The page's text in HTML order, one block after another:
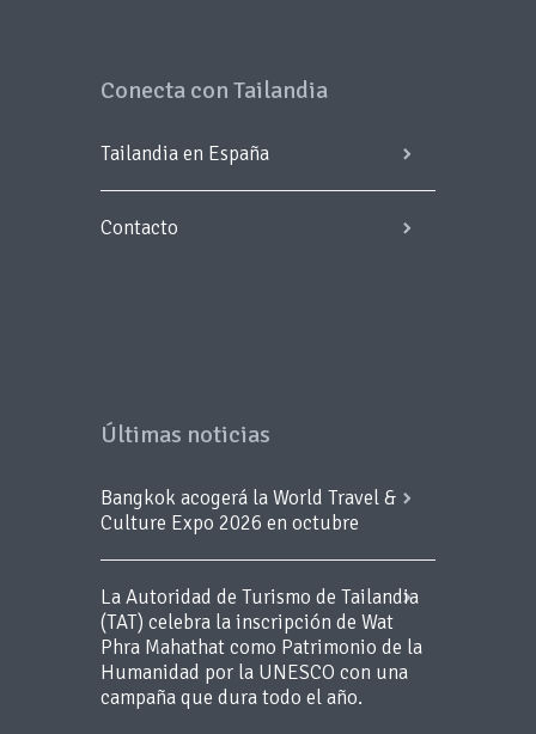
Conecta con Tailandia
Tailandia en España
Contacto
Últimas noticias
Bangkok acogerá la World Travel &
Culture Expo 2026 en octubre
La Autoridad de Turismo de Tailandia
(TAT) celebra la inscripción de Wat
Phra Mahathat como Patrimonio de la
Humanidad por la UNESCO con una
campaña que dura todo el año.